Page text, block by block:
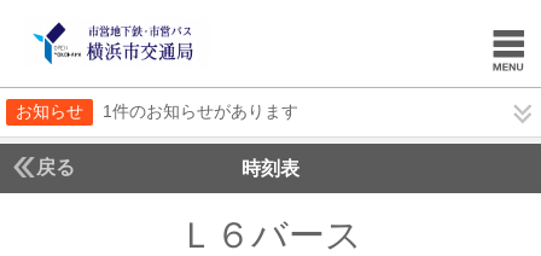
お知らせ 1件のお知らせがあります
戻る 時刻表
Ｌ６バース